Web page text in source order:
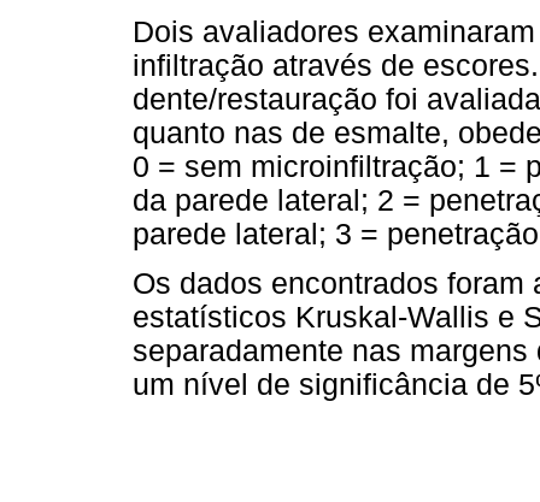
Dois avaliadores
infiltração através de
dente/restauração foi
quanto nas de esmalte,
0 = sem microinfiltração; 1 =
da parede lateral; 2 =
parede lateral; 3 =
Os dados encontrados
estatísticos Kruskal-Wallis e
separadamente nas
um nível de significância de